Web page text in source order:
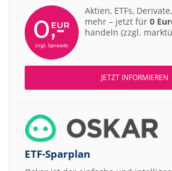
Aktien, ETFs,
mehr – jetzt für 0
handeln (zzgl.
JETZT INFORMIEREN
ETF-Sparplan